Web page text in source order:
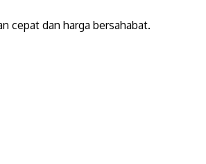
cepat dan harga bersahabat.